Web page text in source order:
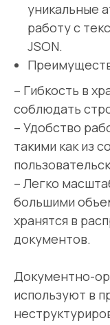
уникальные
работу с
JSON.
– Гибкость в
соблюдать
– Удобство
такими как из
– Легко
большими
хранятся в
документов.
Документно-
используют в